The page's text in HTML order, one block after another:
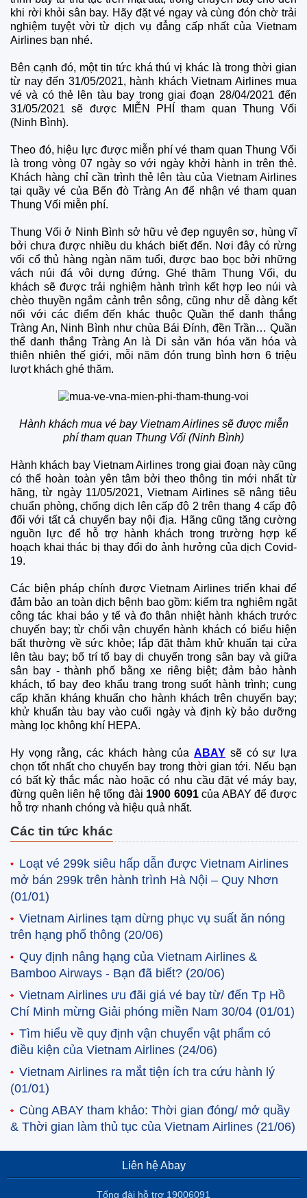
khi rời khỏi sân bay. Hãy đặt vé ngay và cùng đón chờ trải
nghiệm tuyệt vời từ dịch vụ đẳng cấp nhất của Vietnam
Airlines bạn nhé.
Bên cạnh đó, một tin tức khá thú vị khác là trong thời gian
từ nay đến 31/05/2021, hành khách Vietnam Airlines mua
vé và có thẻ lên tàu bay trong giai đoạn 28/04/2021 đến
31/05/2021 sẽ được MIỄN PHÍ tham quan Thung Vối
(Ninh Bình).
Theo đó, hiệu lực được miễn phí vé tham quan Thung Vối
là trong vòng 07 ngày so với ngày khởi hành in trên thẻ.
Khách hàng chỉ cần trình thẻ lên tàu của Vietnam Airlines
tại quầy vé của Bến đò Tràng An để nhận vé tham quan
Thung Vối miễn phí.
Thung Vối ở Ninh Bình sở hữu vẻ đẹp nguyên sơ, hùng vĩ
bởi chưa được nhiều du khách biết đến. Nơi đây có rừng
vối cổ thủ hàng ngàn năm tuổi, được bao bọc bởi những
vách núi đá vôi dựng đứng. Ghé thăm Thung Vối, du
khách sẽ được trải nghiệm hành trình kết hợp leo núi và
chèo thuyền ngắm cảnh trên sông, cũng như dễ dàng kết
nối với các điểm đến khác thuộc Quần thể danh thắng
Tràng An, Ninh Bình như chùa Bái Đính, đền Trần… Quần
thể danh thắng Tràng An là Di sản văn hóa văn hóa và
thiên nhiên thế giới, mỗi năm đón trung bình hơn 6 triệu
lượt khách ghé thăm.
Hành khách mua vé bay Vietnam Airlines sẽ được miễn
phí tham quan Thung Vối (Ninh Bình)
Hành khách bay Vietnam Airlines trong giai đoạn này cũng
có thể hoàn toàn yên tâm bởi theo thông tin mới nhất từ
hãng, từ ngày 11/05/2021, Vietnam Airlines sẽ nâng tiêu
chuẩn phòng, chống dịch lên cấp độ 2 trên thang 4 cấp độ
đối với tất cả chuyến bay nội địa. Hãng cũng tăng cường
nguồn lực để hỗ trợ hành khách trong trường hợp kế
hoạch khai thác bị thay đổi do ảnh hưởng của dịch Covid-
19.
Các biện pháp chính được Vietnam Airlines triển khai để
đảm bảo an toàn dịch bệnh bao gồm: kiểm tra nghiêm ngặt
công tác khai báo y tế và đo thân nhiệt hành khách trước
chuyến bay; từ chối vận chuyển hành khách có biểu hiện
bất thường về sức khỏe; lắp đặt thảm khử khuẩn tại cửa
lên tàu bay; bố trí tổ bay di chuyển trong sân bay và giữa
sân bay - thành phố bằng xe riêng biệt; đảm bảo hành
khách, tổ bay đeo khẩu trang trong suốt hành trình; cung
cấp khăn kháng khuẩn cho hành khách trên chuyến bay;
khử khuẩn tàu bay vào cuối ngày và định kỳ bảo dưỡng
màng lọc không khí HEPA.
Hy vọng rằng, các khách hàng củaABAY sẽ có sự lựa
chọn tốt nhất cho chuyến bay trong thời gian tới. Nếu bạn
có bất kỳ thắc mắc nào hoặc có nhu cầu đặt vé máy bay,
đừng quên liên hệ tổng đài 1900 6091của ABAY để được
hỗ trợ nhanh chóng và hiệu quả nhất.
Các tin tức khác
Loạt vé 299k siêu hấp dẫn được Vietnam Airlines
mở bán 299k trên hành trình Hà Nội – Quy Nhơn
(01/01)
Vietnam Airlines tạm dừng phục vụ suất ăn nóng
trên hạng phổ thông (20/06)
Quy định nâng hạng của Vietnam Airlines &
Bamboo Airways - Bạn đã biết? (20/06)
Vietnam Airlines ưu đãi giá vé bay từ/ đến Tp Hồ
Chí Minh mừng Giải phóng miền Nam 30/04 (01/01)
Tìm hiểu về quy định vận chuyển vật phẩm có
điều kiện của Vietnam Airlines (24/06)
Vietnam Airlines ra mắt tiện ích tra cứu hành lý
(01/01)
Cùng ABAY tham khảo: Thời gian đóng/ mở quầy
& Thời gian làm thủ tục của Vietnam Airlines (21/06)
Liên hệ Abay
Tổng đài hỗ trợ 19006091